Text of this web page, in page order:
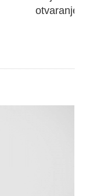
otvaranje